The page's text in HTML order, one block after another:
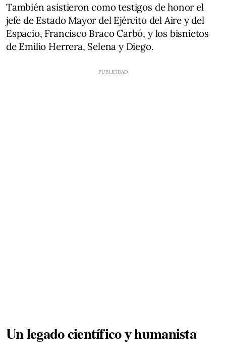
También asistieron como testigos de honor el
jefe de Estado Mayor del Ejército del Aire y del
Espacio, Francisco Braco Carbó, y los bisnietos
de Emilio Herrera, Selena y Diego.
Un legado científico y humanista